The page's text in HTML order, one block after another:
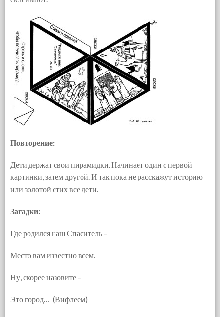
Повторение:
Дети держат свои пирамидки. Начинает один с первой
картинки, затем другой. И так пока не расскажут историю
или золотой стих все дети.
Загадки:
Где родился наш Спаситель –
Место вам известно всем.
Ну, скорее назовите –
Это город… (Вифлеем)